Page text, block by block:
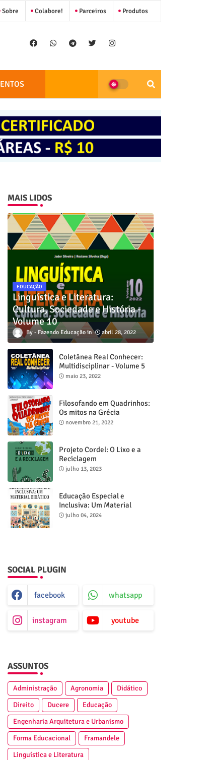
Sobre Colabore! Parceiros Produtos
MAIS LIDOS
EDUCAÇÃO
Linguística e Literatura:
Cultura, Sociedade e História -
Volume 10
Fazendo Educação abril 28, 2022
Coletânea Real Conhecer:
Multidisciplinar - Volume 5
maio 23, 2022
Filosofando em Quadrinhos:
Os mitos na Grécia
novembro 21, 2022
Projeto Cordel: O Lixo e a
Reciclagem
julho 13, 2023
Educação Especial e
Inclusiva: Um Material
Didático
julho 04, 2024
SOCIAL PLUGIN
facebook whatsapp
instagram youtube
ASSUNTOS
Administração Agronomia
Didático
Direito
Ducere
Educação
Engenharia Arquitetura e Urbanismo
Forma Educacional
Framandele
Linguística e Literatura